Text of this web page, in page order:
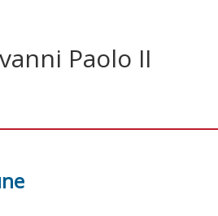
Paolo II